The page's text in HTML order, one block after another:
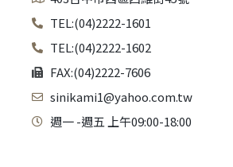
TEL:(04)2222-1601
TEL:(04)2222-1602
FAX:(04)2222-7606
sinikami1@yahoo.com.tw
週一 -週五 上午09:00-18:00